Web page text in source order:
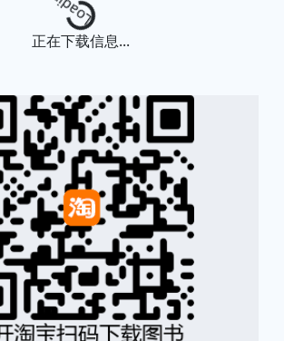
Loading...
正在下载信息...